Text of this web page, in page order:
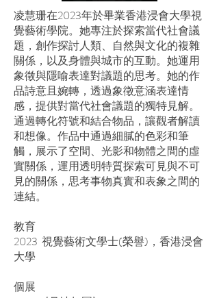
凌慧珊在2023年於畢業香港浸會大學視
覺藝術學院。她專注於探索當代社會議
題，創作探討人類、自然與文化的複雜
關係，以及身體與城市的互動。她運用
象徵與隱喻表達對議題的思考。她的作
品詩意且婉轉，透過象徵意涵表達情
感，提供對當代社會議題的獨特見解。
通過轉化符號和結合物品，讓觀者解讀
和想像。作品中通過細膩的色彩和筆
觸，展示了空間、光影和物體之間的虛
實關係，運用透明特質探索可見與不可
見的關係，思考事物真實和表象之間的
連結。
教育
2023 視覺藝術文學士(榮譽)，香港浸會
大學
個展